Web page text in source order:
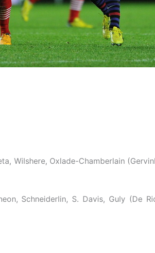
Wilshere, Oxlade-Chamberlain
Schneiderlin, S. Davis, Guly (De